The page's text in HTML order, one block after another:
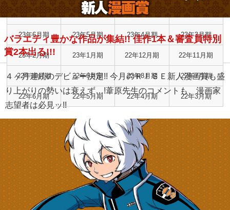
23年9月期 23年8月期 23年7月期
23年6月期 23年5月期 23年4月期 23年3月期
23年2月期 23年1月期 22年12月期 22年11月期
22年10月期 22年9月期 22年8月期 22年7月期
22年6月期 22年5月期 22年4月期 22年3月期
RISE新人漫画賞 結果発表
バラエティ豊かな作品が集結!! 佳作1本＆審査員特別
賞2本出る!!!
４ヶ月連続のデビュー決定!! 今月のＲＩＳＥ新人漫画賞も盛
り上がりの勢いは衰えず…!葦原先生のコメントも、漫画家
志望者は必見ッ!!